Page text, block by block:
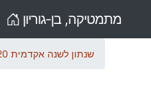
מתמטיקה, בן-גוריון
שנתון לשנה אקדמית 2020–2021